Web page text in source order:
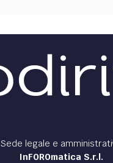
Sede legale e
InFOROmatica S.r.l.